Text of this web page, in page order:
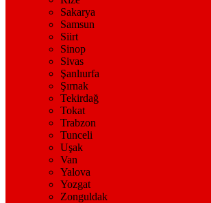
Sakarya
Samsun
Siirt
Sinop
Sivas
Şanlıurfa
Şırnak
Tekirdağ
Tokat
Trabzon
Tunceli
Uşak
Van
Yalova
Yozgat
Zonguldak